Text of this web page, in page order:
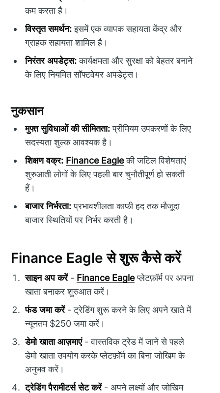
कम करता है।
विस्तृत समर्थन:इसमें एक व्यापक सहायता केंद्र और
ग्राहक सहायता शामिल है।
निरंतर अपडेट्स:कार्यक्षमता और सुरक्षा को बेहतर बनाने
के लिए नियमित सॉफ्टवेयर अपडेट्स।
नुकसान
मुफ्त सुविधाओं की सीमितता:प्रीमियम उपकरणों के लिए
सदस्यता शुल्क आवश्यक है।
शिक्षण वक्र: Finance Eagleकी जटिल विशेषताएं
शुरुआती लोगों के लिए पहली बार चुनौतीपूर्ण हो सकती
हैं।
बाजार निर्भरता:प्रभावशीलता काफी हद तक मौजूदा
बाजार स्थितियों पर निर्भर करती है।
Finance Eagle से शुरू कैसे करें
साइन अप करें- Finance Eagleप्लेटफ़ॉर्म पर अपना
खाता बनाकर शुरुआत करें।
फंड जमा करें- ट्रेडिंग शुरू करने के लिए अपने खाते में
न्यूनतम $250 जमा करें।
डेमो खाता आज़माएं- वास्तविक ट्रेड में जाने से पहले
डेमो खाता उपयोग करके प्लेटफ़ॉर्म का बिना जोखिम के
अनुभव करें।
ट्रेडिंग पैरामीटर्स सेट करें- अपने लक्ष्यों और जोखिम